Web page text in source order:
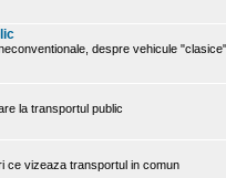
despre vehicule
la transportul public
ce vizeaza transportul in comun